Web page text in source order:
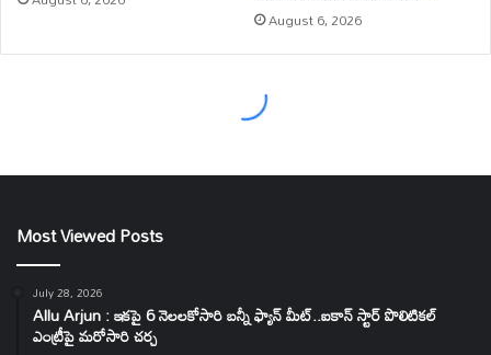
Most Viewed Posts
July 28, 2026
Allu Arjun : ఇకపై 6 నెలలకోసారి బన్నీ ఫ్యాన్ మీట్..ఐకాన్ స్టార్ పొలిటికల్
ఎంట్రీపై మరోసారి చర్చ